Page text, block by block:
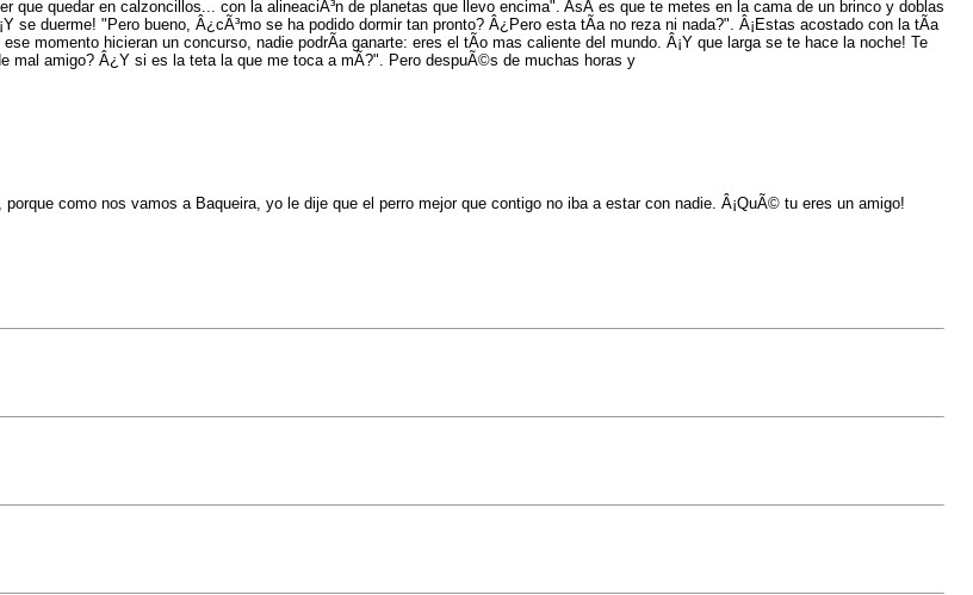
quedar en calzoncillos... con la alineaciÃ³n de planetas que llevo encima". AsÃ­ es que te metes en la cama de un brinco y doblas
se duerme! "Pero bueno, Â¿cÃ³mo se ha podido dormir tan pronto? Â¿Pero esta tÃ­a no reza ni nada?". Â¡Estas acostado con la tÃ­a
momento hicieran un concurso, nadie podrÃ­a ganarte: eres el tÃ­o mas caliente del mundo. Â¡Y que larga se te hace la noche! Te
mal amigo? Â¿Y si es la teta la que me toca a mÃ­?". Pero despuÃ©s de muchas horas y
como nos vamos a Baqueira, yo le dije que el perro mejor que contigo no iba a estar con nadie. Â¡QuÃ© tu eres un amigo!